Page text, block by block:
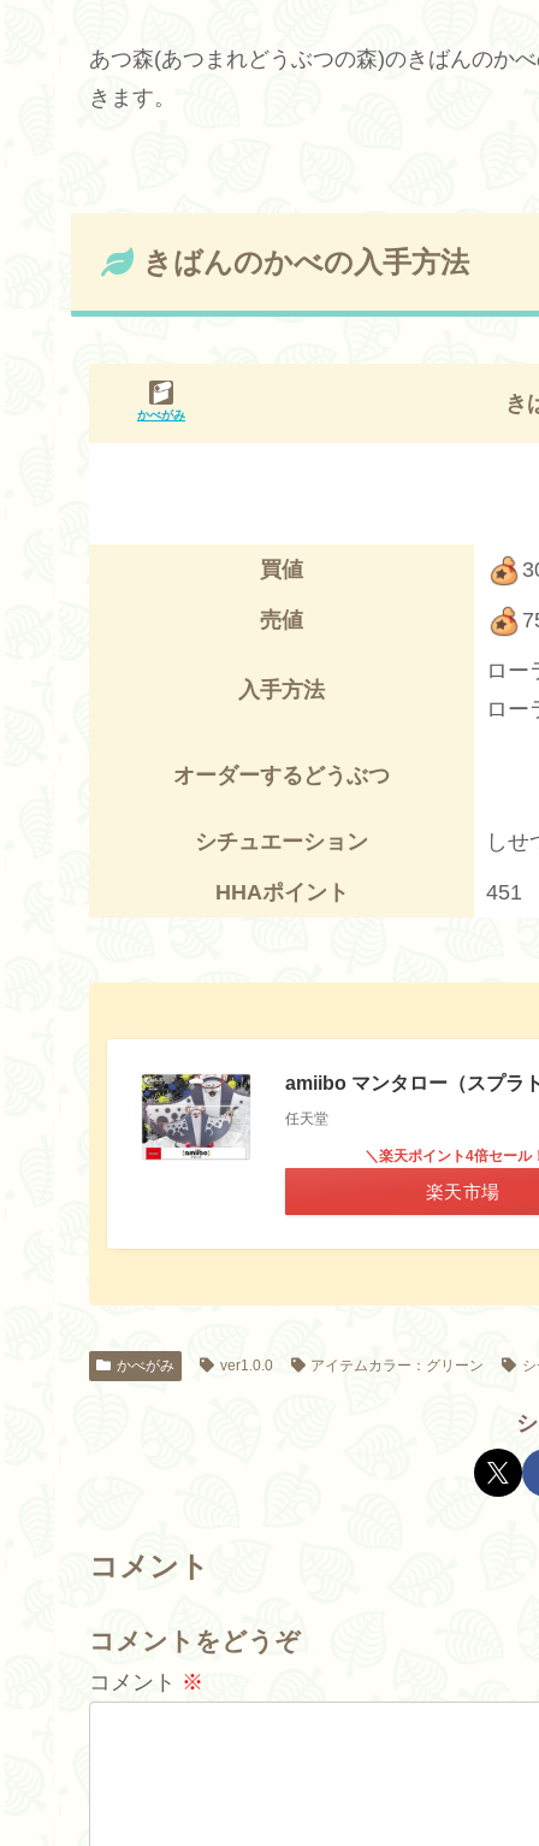
あつ森(あつまれどうぶつの森)のきばんのか
きます。
きばんのかべの入手方法
かべがみ き
買値
売値
入手方法
ロー
ロー
オーダーするどうぶつ
シチュエーション しせ
HHAポイント 451
amiibo マンタロー（スプラ
任天堂
＼楽天ポイント4倍セール
楽天市場
かべがみ ver1.0.0 アイテムカラー：グリーン
コメント
コメントをどうぞ
コメント ※